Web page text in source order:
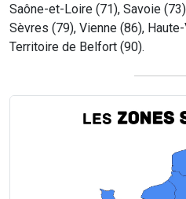
Saône-et-Loire (71), Savoie
Sèvres (79), Vienne (86),
Territoire de Belfort (90).